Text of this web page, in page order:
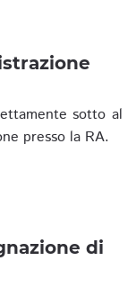
sotto al
presso la RA.
di